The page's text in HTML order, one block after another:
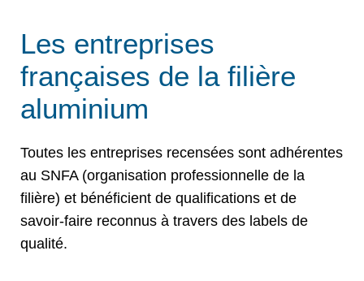
Les entreprises
françaises de la filière
aluminium
Toutes les entreprises recensées sont adhérentes
au SNFA (organisation professionnelle de la
filière) et bénéficient de qualifications et de
savoir-faire reconnus à travers des labels de
qualité.